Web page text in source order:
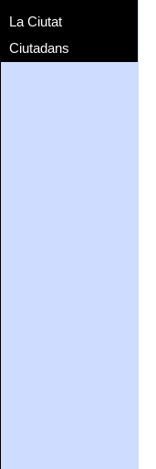
La Ciutat
Ciutadans